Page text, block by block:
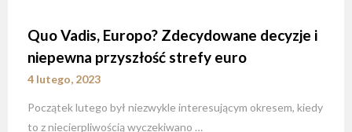
Quo Vadis, Europo? Zdecydowane decyzje i
niepewna przyszłość strefy euro
4 lutego, 2023
Początek lutego był niezwykle interesującym okresem, kiedy
to z niecierpliwością wyczekiwano …